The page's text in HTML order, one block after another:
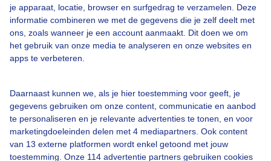
je apparaat, locatie, browser en surfgedrag te verzamelen. Deze
informatie combineren we met de gegevens die je zelf deelt met
ons, zoals wanneer je een account aanmaakt. Dit doen we om
het gebruik van onze media te analyseren en onze websites en
apps te verbeteren.
Daarnaast kunnen we, als je hier toestemming voor geeft, je
gegevens gebruiken om onze content, communicatie en aanbod
te personaliseren en je relevante advertenties te tonen, en voor
marketingdoeleinden delen met 4 mediapartners. Ook content
van 13 externe platformen wordt enkel getoond met jouw
toestemming. Onze 114 advertentie partners gebruiken cookies
Bekijk slideshow
Een moment geduld aub...